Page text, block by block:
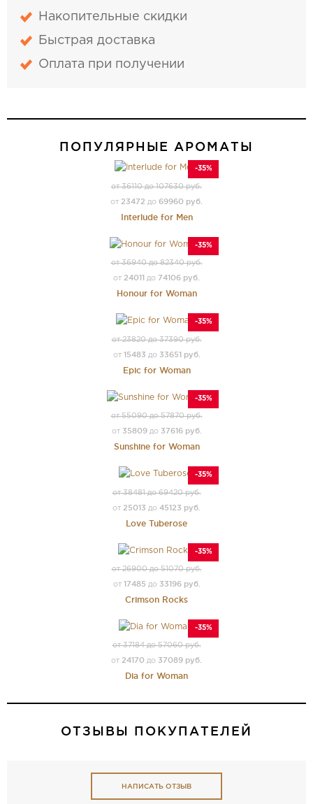
Накопительные скидки
Быстрая доставка
Оплата при получении
ПОПУЛЯРНЫЕ АРОМАТЫ
-35%
от 36110 до 107630 руб.
от 23472 до 69960 руб.
Interlude for Men
-35%
от 36940 до 82340 руб.
от 24011 до 74106 руб.
Honour for Woman
-35%
от 23820 до 37390 руб.
от 15483 до 33651 руб.
Epic for Woman
-35%
от 55090 до 57870 руб.
от 35809до 37616 руб.
Sunshine for Woman
-35%
от 38481 до 69420 руб.
от 25013 до 45123 руб.
Love Tuberose
-35%
от 26900 до 51070 руб.
от 17485 до 33196 руб.
Crimson Rocks
-35%
от 37184 до 57060 руб.
от 24170 до 37089 руб.
Dia for Woman
ОТЗЫВЫ ПОКУПАТЕЛЕЙ
НАПИСАТЬ ОТЗЫВ